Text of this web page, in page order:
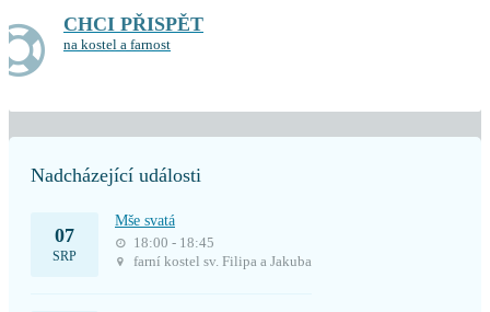
CHCI PŘISPĚT
na kostel a farnost
Nadcházející události
07
SRP
Mše svatá
18:00 - 18:45
farní kostel sv. Filipa a Jakuba